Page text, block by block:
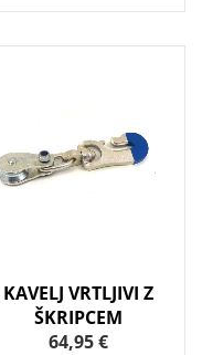
KAVELJ VRTLJIVI Z
ŠKRIPCEM
64,95 €